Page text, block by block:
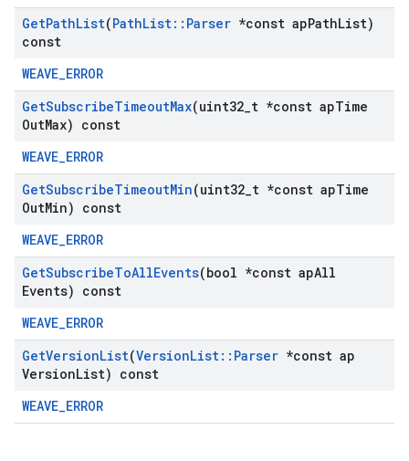
GetPathList(PathList:: Parser *const apPathList)
const
WEAVE_ERROR
GetSubscribeTimeoutMax(uint32 t *const apTime
OutMax) const
WEAVE_ERROR
GetSubscribeTimeoutMin(uint32 t *const apTime
OutMin) const
WEAVE_ERROR
GetSubscribeToAllEvents(bool *const apAll
Events) const
WEAVE_ERROR
GetVersionList(VersionList:: Parser *const ap
VersionList) const
WEAVE_ERROR